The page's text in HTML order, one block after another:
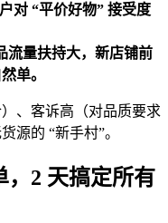
对 “平价好物” 接受度
流量扶持大，新店铺前
单。
、客诉高（对品质要求
源的 “新手村”。
，2 天搞定所有